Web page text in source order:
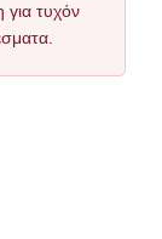
για τυχόν